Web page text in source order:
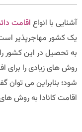
آشنایی با انواع اقامت
یک کشور مهاجرپذیر است
به تحصیل در این کشور
روش های زیادی را برای
شود؛ بنابراین می
اقامت کانادا به روش